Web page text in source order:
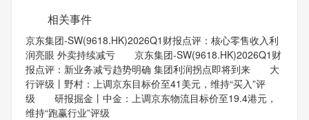
相关事件
京东集团-SW(9618.HK)2026Q1财报点评：核心零售收入利
润亮眼 外卖持续减亏 京东集团-SW(9618.HK)2026Q1财
报点评：新业务减亏趋势明确 集团利润拐点即将到来 大
行评级丨野村：上调京东目标价至41美元，维持“买入”评
级 研报掘金丨中金：上调京东物流目标价至19.4港元，
维持“跑赢行业”评级